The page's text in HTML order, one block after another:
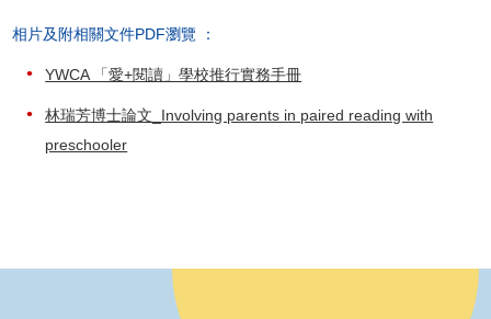
相片及附相關文件PDF瀏覽 ：
YWCA 「愛+閱讀」學校推行實務手冊
林瑞芳博士論文_Involving parents in paired reading with
preschooler